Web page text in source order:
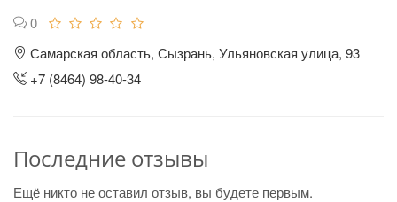
0
Самарская область, Сызрань, Ульяновская улица, 93
+7 (8464) 98-40-34
Последние отзывы
Ещё никто не оставил отзыв, вы будете первым.